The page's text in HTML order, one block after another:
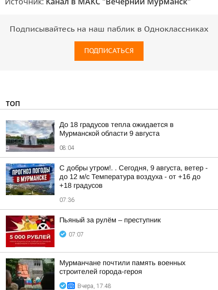
Подписывайтесь на наш паблик в Одноклассниках
ПОДПИСАТЬСЯ
ТОП
До 18 градусов тепла ожидается в
Мурманской области 9 августа
08:04
С добры утром!. . Сегодня, 9 августа, ветер -
до 12 м/с Температура воздуха - от +16 до
+18 градусов
07:36
Пьяный за рулём – преступник
07:07
Мурманчане почтили память военных
строителей города-героя
Вчера, 17:48